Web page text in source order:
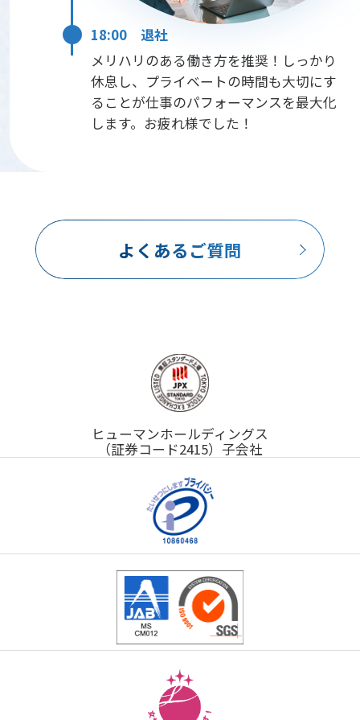
18:00 退社
メリハリのある働き方を推奨！しっかり
休息し、プライベートの時間も大切にす
ることが仕事のパフォーマンスを最大化
します。お疲れ様でした！
よくあるご質問
ヒューマンホールディングス
（証券コード2415）子会社